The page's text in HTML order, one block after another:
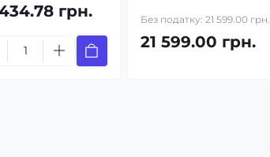
грн. Без податку: 21 599.00 грн.
21 599.00 грн.